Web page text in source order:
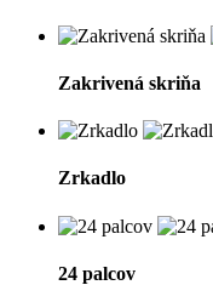
Zakrivená skriňa
Zrkadlo
24 palcov